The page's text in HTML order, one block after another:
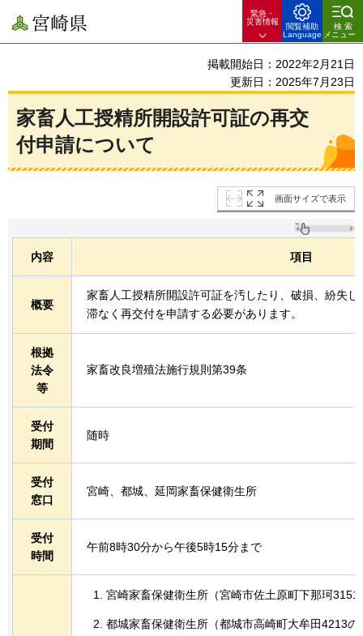
宮崎県
緊急・
災害情報
閲覧補助
Language
検索
メニュー
掲載開始日：2022年2月21日
更新日：2025年7月23日
家畜人工授精所開設許可証の再交
付申請について
画面サイズで表示
内容 項目
概要
家畜人工授精所開設許可証を汚したり、破損、紛失
滞なく再交付を申請する必要があります。
根拠
法令
等
家畜改良増殖法施行規則第39条
受付
期間
随時
受付
窓口
宮崎、都城、延岡家畜保健衛生所
受付
時間
午前8時30分から午後5時15分まで
宮崎家畜保健衛生所（宮崎市佐土原町下那珂
都城家畜保健衛生所（都城市高崎町大牟田4213